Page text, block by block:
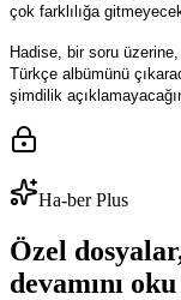
çok farklılığa
Hadise, bir soru üzerine,
Türkçe albümünü
şimdilik
Ha-ber Plus
Özel
devamını